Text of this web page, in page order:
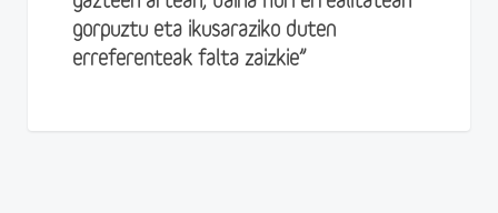
gorpuztu eta ikusaraziko duten
erreferenteak falta zaizkie”